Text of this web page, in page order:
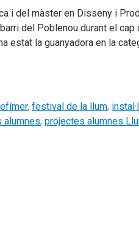
i del màster en Disseny i
del Poblenou durant el
estat la guanyadora en la
, festival de la llum,
alumnes, projectes alumnes